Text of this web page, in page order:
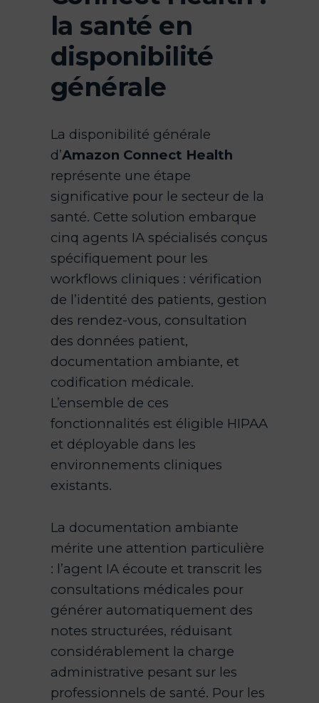
la santé en
disponibilité
générale
La disponibilité générale
d’Amazon Connect Health
représente une étape
significative pour le secteur de la
santé. Cette solution embarque
cinq agents IA spécialisés conçus
spécifiquement pour les
workflows cliniques : vérification
de l’identité des patients, gestion
des rendez-vous, consultation
des données patient,
documentation ambiante, et
codification médicale.
L’ensemble de ces
fonctionnalités est éligible HIPAA
et déployable dans les
environnements cliniques
existants.
La documentation ambiante
mérite une attention particulière
: l’agent IA écoute et transcrit les
consultations médicales pour
générer automatiquement des
notes structurées, réduisant
considérablement la charge
administrative pesant sur les
professionnels de santé. Pour les